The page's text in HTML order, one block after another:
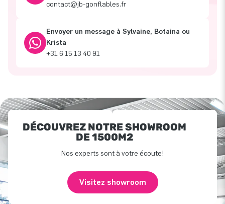
contact@jb-gonflables.fr
Envoyer un message à Sylvaine, Botaina ou
Krista
+31 6 15 13 40 91
DÉCOUVREZ NOTRE SHOWROOM
DE 1500M2
Nos experts sont à votre écoute!
Visitez showroom